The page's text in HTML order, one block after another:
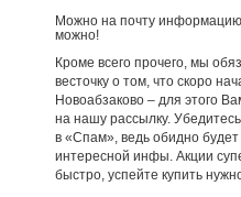
Можно на почту
можно!
Кроме всего прочего, мы
весточку о том, что скоро
Новоабзаково – для этого
на нашу рассылку.
в «Спам», ведь обидно
интересной инфы. Акции
быстро, успейте купить